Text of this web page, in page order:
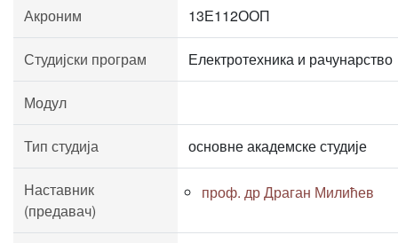
Акроним 13Е112ООП
Студијски програм Електротехника и рачунарство
Модул
Тип студија основне академске студије
Наставник
(предавач)
проф. др Драган Милићев